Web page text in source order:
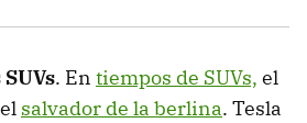
. En tiempos de SUVs, el
salvador de la berlina. Tesla